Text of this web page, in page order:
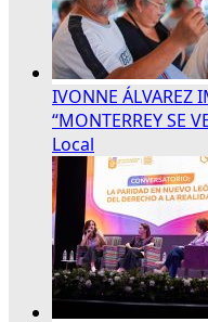
IVONNE ÁLVAREZ
“MONTERREY SE
Local